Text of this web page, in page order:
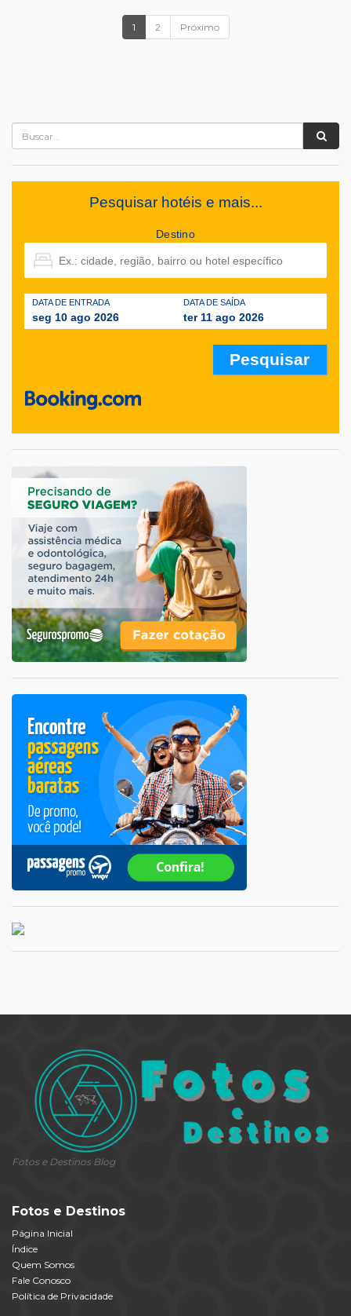
1 2 Próximo
Pesquisar hotéis e mais...
Destino
DATA DE ENTRADA
seg 10 ago 2026
DATA DE SAÍDA
ter 11 ago 2026
Fotos e Destinos Blog
Fotos e Destinos
Página Inicial
Índice
Quem Somos
Fale Conosco
Política de Privacidade